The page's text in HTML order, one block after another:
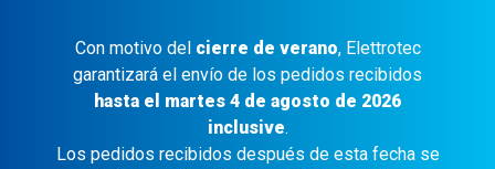
Con motivo del cierre de verano, Elettrotec
garantizará el envío de los pedidos recibidos
hasta el martes 4 de agosto de 2026
inclusive.
Los pedidos recibidos después de esta fecha se